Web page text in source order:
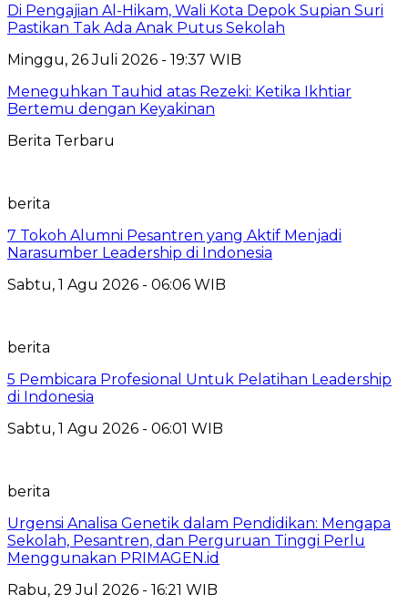
Di Pengajian Al-Hikam, Wali Kota Depok Supian Suri
Pastikan Tak Ada Anak Putus Sekolah
Minggu, 26 Juli 2026 - 19:37 WIB
Meneguhkan Tauhid atas Rezeki: Ketika Ikhtiar
Bertemu dengan Keyakinan
Berita Terbaru
berita
7 Tokoh Alumni Pesantren yang Aktif Menjadi
Narasumber Leadership di Indonesia
Sabtu, 1 Agu 2026 - 06:06 WIB
berita
5 Pembicara Profesional Untuk Pelatihan Leadership
di Indonesia
Sabtu, 1 Agu 2026 - 06:01 WIB
berita
Urgensi Analisa Genetik dalam Pendidikan: Mengapa
Sekolah, Pesantren, dan Perguruan Tinggi Perlu
Menggunakan PRIMAGEN.id
Rabu, 29 Jul 2026 - 16:21 WIB